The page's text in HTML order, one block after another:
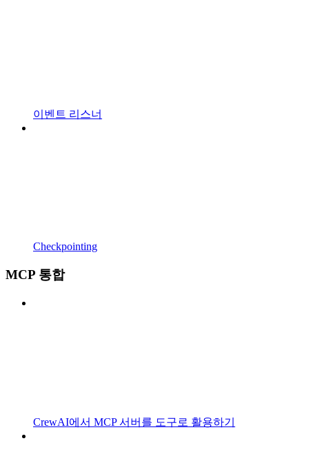
이벤트 리스너
Checkpointing
MCP 통합
CrewAI에서 MCP 서버를 도구로 활용하기